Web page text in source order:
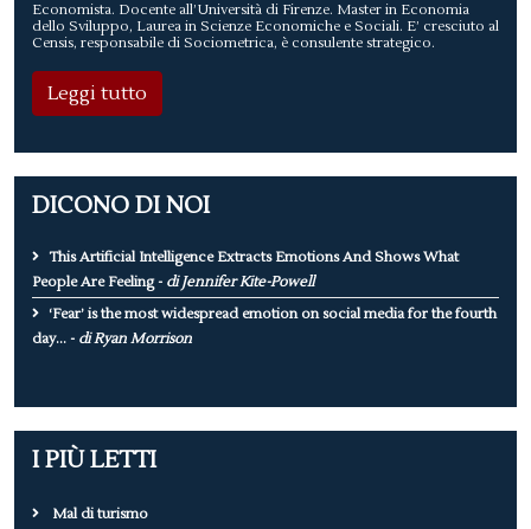
Economista. Docente all’Università di Firenze. Master in Economia
dello Sviluppo, Laurea in Scienze Economiche e Sociali. E’ cresciuto al
Censis, responsabile di Sociometrica, è consulente strategico.
Leggi tutto
DICONO DI NOI
This Artificial Intelligence Extracts Emotions And Shows What
People Are Feeling - di Jennifer Kite-Powell
‘Fear’ is the most widespread emotion on social media for the fourth
day... - di Ryan Morrison
I PIÙ LETTI
Mal di turismo